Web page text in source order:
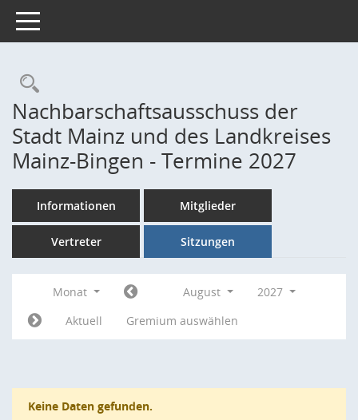
Toggle navigation
Rechercheauswahl
Nachbarschaftsausschuss der
Stadt Mainz und des Landkreises
Mainz-Bingen - Termine 2027
Informationen Mitglieder
Vertreter Sitzungen
Monat August
2027
Aktuell
Gremium auswählen
Keine Daten gefunden.